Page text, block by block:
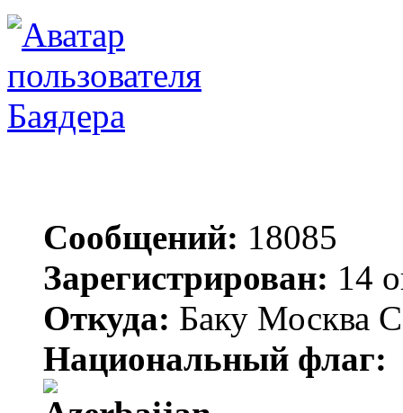
Баядера
Сообщений: 18085
Зарегистрирован: 14
Откуда: Баку Москва
Национальный флаг: